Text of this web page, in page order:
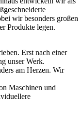
wir besonders großen
Produkte legen.
Erst nach einer
unser Werk.
am Herzen. Wir
Maschinen und